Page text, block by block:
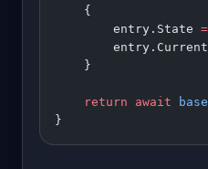
    {
        entry.State
=
    }
    return
await base
}